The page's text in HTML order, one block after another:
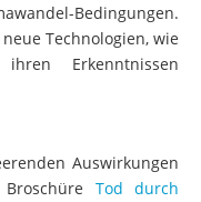
Bedingungen.
Technologien, wie
Erkenntnissen
Auswirkungen
Tod durch